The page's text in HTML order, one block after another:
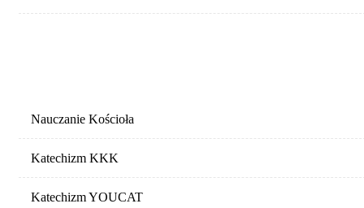
Nauczanie Kościoła
Katechizm KKK
Katechizm YOUCAT